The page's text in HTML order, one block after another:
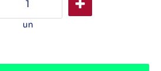
un